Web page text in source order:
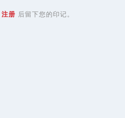
注册 后留下您的印记。